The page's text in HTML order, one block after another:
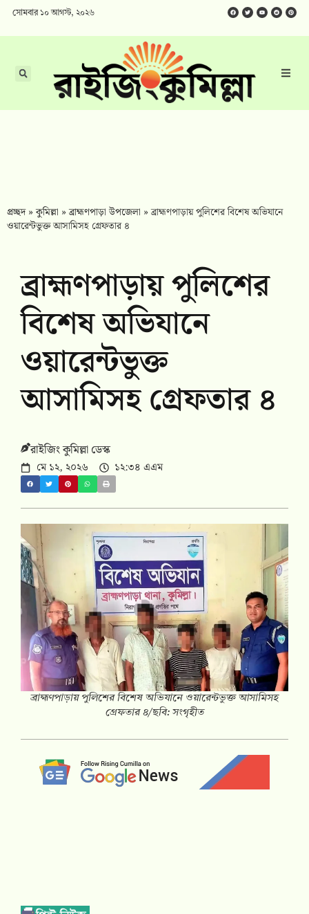
সোমবার ১০ আগস্ট, ২০২৬
প্রচ্ছদ»কুমিল্লা »ব্রাহ্মণপাড়া উপজেলা »ব্রাহ্মণপাড়ায় পুলিশের বিশেষ অভিযানে
ওয়ারেন্টভুক্ত আসামিসহ গ্রেফতার ৪
ব্রাহ্মণপাড়ায় পুলিশের
বিশেষ অভিযানে
ওয়ারেন্টভুক্ত
আসামিসহ গ্রেফতার ৪
রাইজিং কুমিল্লা ডেস্ক
মে ১২, ২০২৬ ১২:৩৪ এএম
ব্রাহ্মণপাড়ায় পুলিশের বিশেষ অভিযানে ওয়ারেন্টভুক্ত আসামিসহ
গ্রেফতার ৪/ছবি: সংগৃহীত